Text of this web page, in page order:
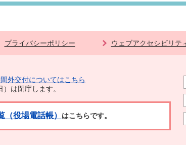
プライバシーポリシー ウェブアクセシビリテ
外交付についてはこちら
は閉庁します。
役場電話帳） はこちらです。